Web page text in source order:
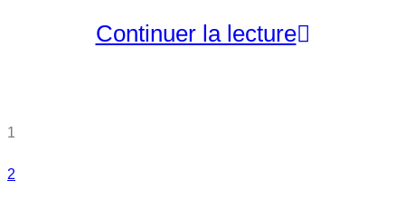
Continuer la lecture
1
2